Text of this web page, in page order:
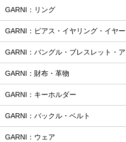
GARNI：リング
GARNI：ピアス・イヤリング・イヤ
GARNI：バングル・ブレスレット・
GARNI：財布・革物
GARNI：キーホルダー
GARNI：バックル・ベルト
GARNI：ウェア